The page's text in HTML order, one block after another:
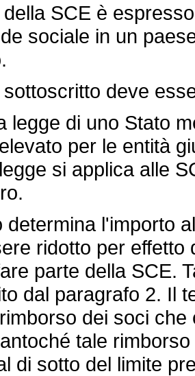
SCE è
sociale in un
deve
legge di uno Stato
per le entità
si applica alle
determina l'importo
ridotto per
parte della SCE.
dal paragrafo 2. Il
dei soci
tale
di sotto del limite